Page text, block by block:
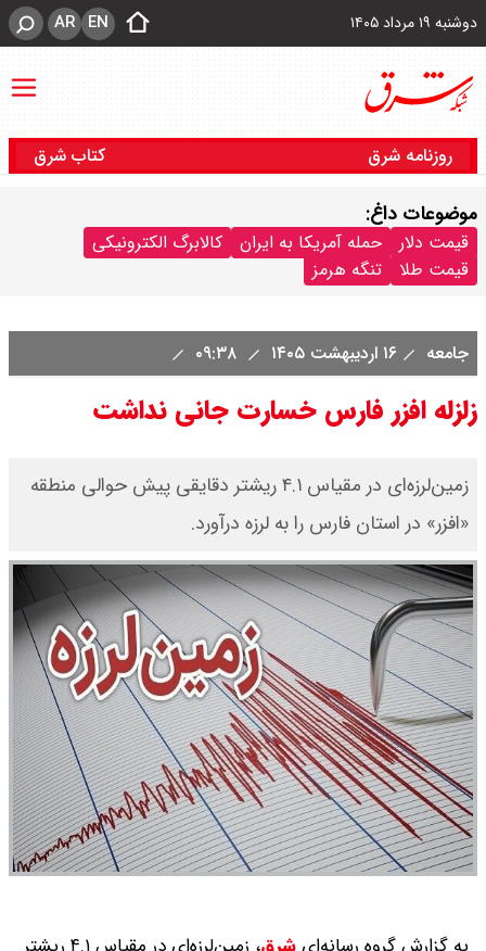
دوشنبه ۱۹ مرداد ۱۴۰۵ EN
AR
روزنامه شرق کتاب شرق
موضوعات داغ:
قیمت دلار حمله آمریکا به ایران
کالابرگ الکترونیکی
قیمت طلا
تنگه هرمز
جامعه ۱۶ اردیبهشت ۱۴۰۵
زلزله افزر فارس خسارت جانی نداشت
زمین‌لرزه‌ای در مقیاس ۴.۱ ریشتر دقایقی پیش حوالی منطقه
«افزر» در استان فارس را به لرزه درآورد.